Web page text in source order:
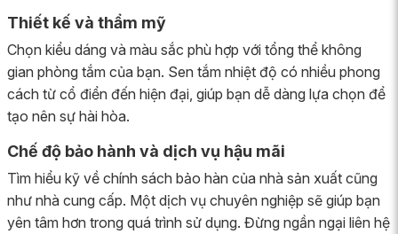
Thiết kế và thẩm mỹ
Chọn kiểu dáng và màu sắc phù hợp với tổng thể không
gian phòng tắm của bạn. Sen tắm nhiệt độ có nhiều phong
cách từ cổ điển đến hiện đại, giúp bạn dễ dàng lựa chọn để
tạo nên sự hài hòa.
Chế độ bảo hành và dịch vụ hậu mãi
Tìm hiểu kỹ về chính sách bảo hàn của nhà sản xuất cũng
như nhà cung cấp. Một dịch vụ chuyên nghiệp sẽ giúp bạn
yên tâm hơn trong quá trình sử dụng. Đừng ngần ngại liên hệ